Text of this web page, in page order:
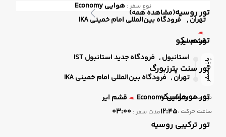
تور روسیه(مشاهده همه)
تور مسکو
تور سنت پترزبورگ
تور مورمانسک
تور ترکیبی روسیه
نوع سفر : هوایی
تهران , فرودگاه بین‌المللی امام خمینی IKA
قشم ایر
پایان سفر استانبول , فرودگاه جدید استانبول IST
تهران , فرودگاه بین‌المللی امام خمینی IKA
نوع سفر :هواییEconomy قشم ایر
ساعت حرکت :12:45مدت سفر : 03:00